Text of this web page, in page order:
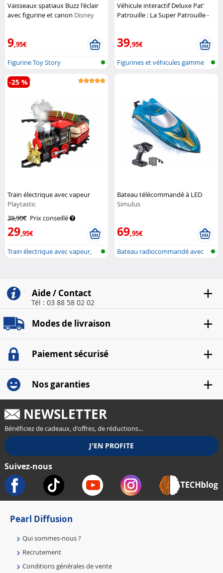
Vaisseaux spatiaux Buzz l'éclair
avec figurine et canon Disney
9,95€
Figurine Toy Story
Véhicule interactif Deluxe Pat'
Patrouille : La Super Patrouille -
39,95€
Figurines et véhicules gamme
Train électrique avec vapeur
Playtastic
39,90€ Prix conseillé
29,95€
-25 %
Train électrique avec vapeur,
Bateau télécommandé à LED
Simulus
69,95€
Bateau radiocommandé avec
Aide / Contact
Tél : 03 88 58 02 02
Modes de livraison
Paiement sécurisé
Nos garanties
NEWSLETTER
Bénéficiez de cadeaux, d'offres, de réductions...
Suivez-nous
Pearl Diffusion
Qui sommes-nous ?
Recrutement
Conditions générales de vente